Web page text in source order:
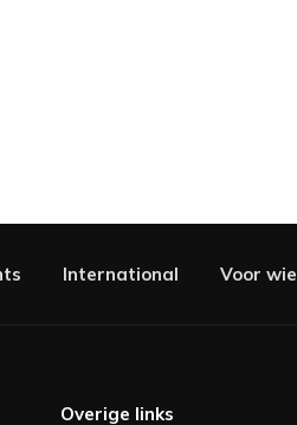
International Voor wie
Overige links